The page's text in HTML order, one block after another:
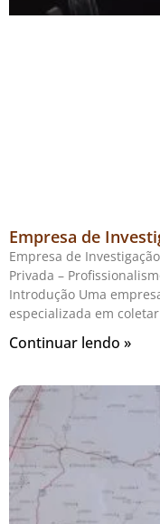
Empresa de
Empresa de
Privada –
Introdução Uma
especializada em
Continuar lendo »